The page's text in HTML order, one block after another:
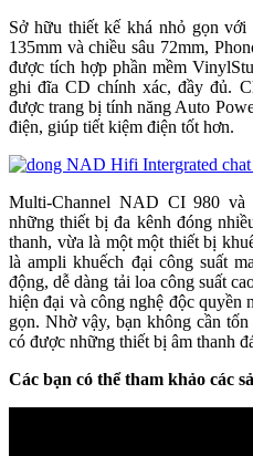
Sở hữu thiết kế khá nhỏ gọn
135mm và chiều sâu 72mm,
được tích hợp phần mềm
ghi đĩa CD chính xác, đầy đủ.
được trang bị tính năng Auto
điện, giúp tiết kiệm điện tốt hơn.
Multi-Channel NAD CI 980
những thiết bị đa kênh đóng
thanh, vừa là một một thiết bị
là ampli khuếch đại công suất
động, dễ dàng tải loa công suất
hiện đại và công nghệ độc quyền
gọn. Nhờ vậy, bạn không cần
có được những thiết bị âm thanh
Các bạn có thể tham khảo các